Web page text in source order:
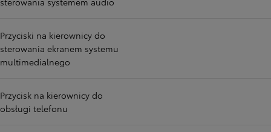
Przyciski na kierownicy do
sterowania ekranem systemu
multimedialnego
Przycisk na kierownicy do
obsługi telefonu